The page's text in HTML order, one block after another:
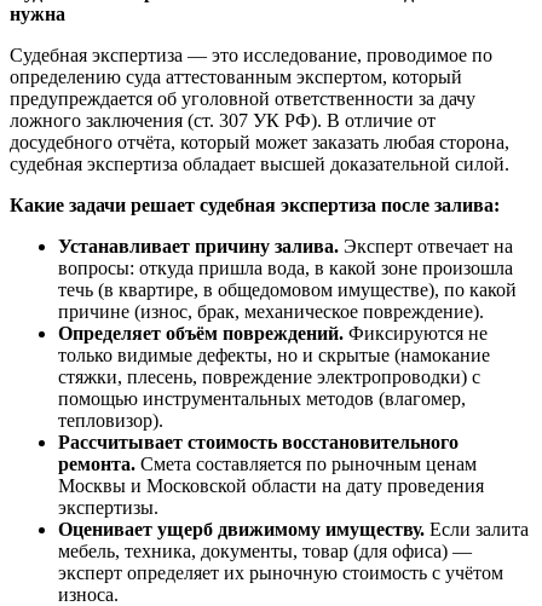
нужна
Судебная экспертиза — это исследование, проводимое по
определению суда аттестованным экспертом, который
предупреждается об уголовной ответственности за дачу
ложного заключения (ст. 307 УК РФ). В отличие от
досудебного отчёта, который может заказать любая сторона,
судебная экспертиза обладает высшей доказательной силой.
Какие задачи решает судебная экспертиза после залива:
Устанавливает причину залива. Эксперт отвечает на
вопросы: откуда пришла вода, в какой зоне произошла
течь (в квартире, в общедомовом имуществе), по какой
причине (износ, брак, механическое повреждение).
Определяет объём повреждений. Фиксируются не
только видимые дефекты, но и скрытые (намокание
стяжки, плесень, повреждение электропроводки) с
помощью инструментальных методов (влагомер,
тепловизор).
Рассчитывает стоимость восстановительного
ремонта. Смета составляется по рыночным ценам
Москвы и Московской области на дату проведения
экспертизы.
Оценивает ущерб движимому имуществу. Если залита
мебель, техника, документы, товар (для офиса) —
эксперт определяет их рыночную стоимость с учётом
износа.